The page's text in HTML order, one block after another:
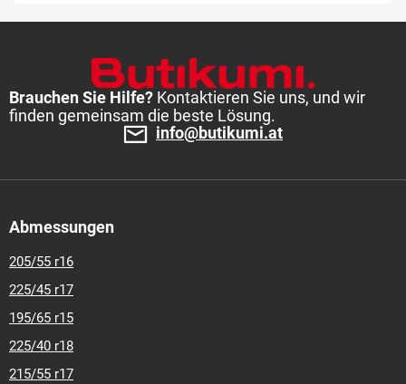
225-65-r-17 235-55-r-17 235-55-r-18 235-60-r-18
Brauchen Sie Hilfe? Kontaktieren Sie uns, und wir
finden gemeinsam die beste Lösung.
info@butikumi.at
Abmessungen
205/55 r16
225/45 r17
195/65 r15
225/40 r18
215/55 r17